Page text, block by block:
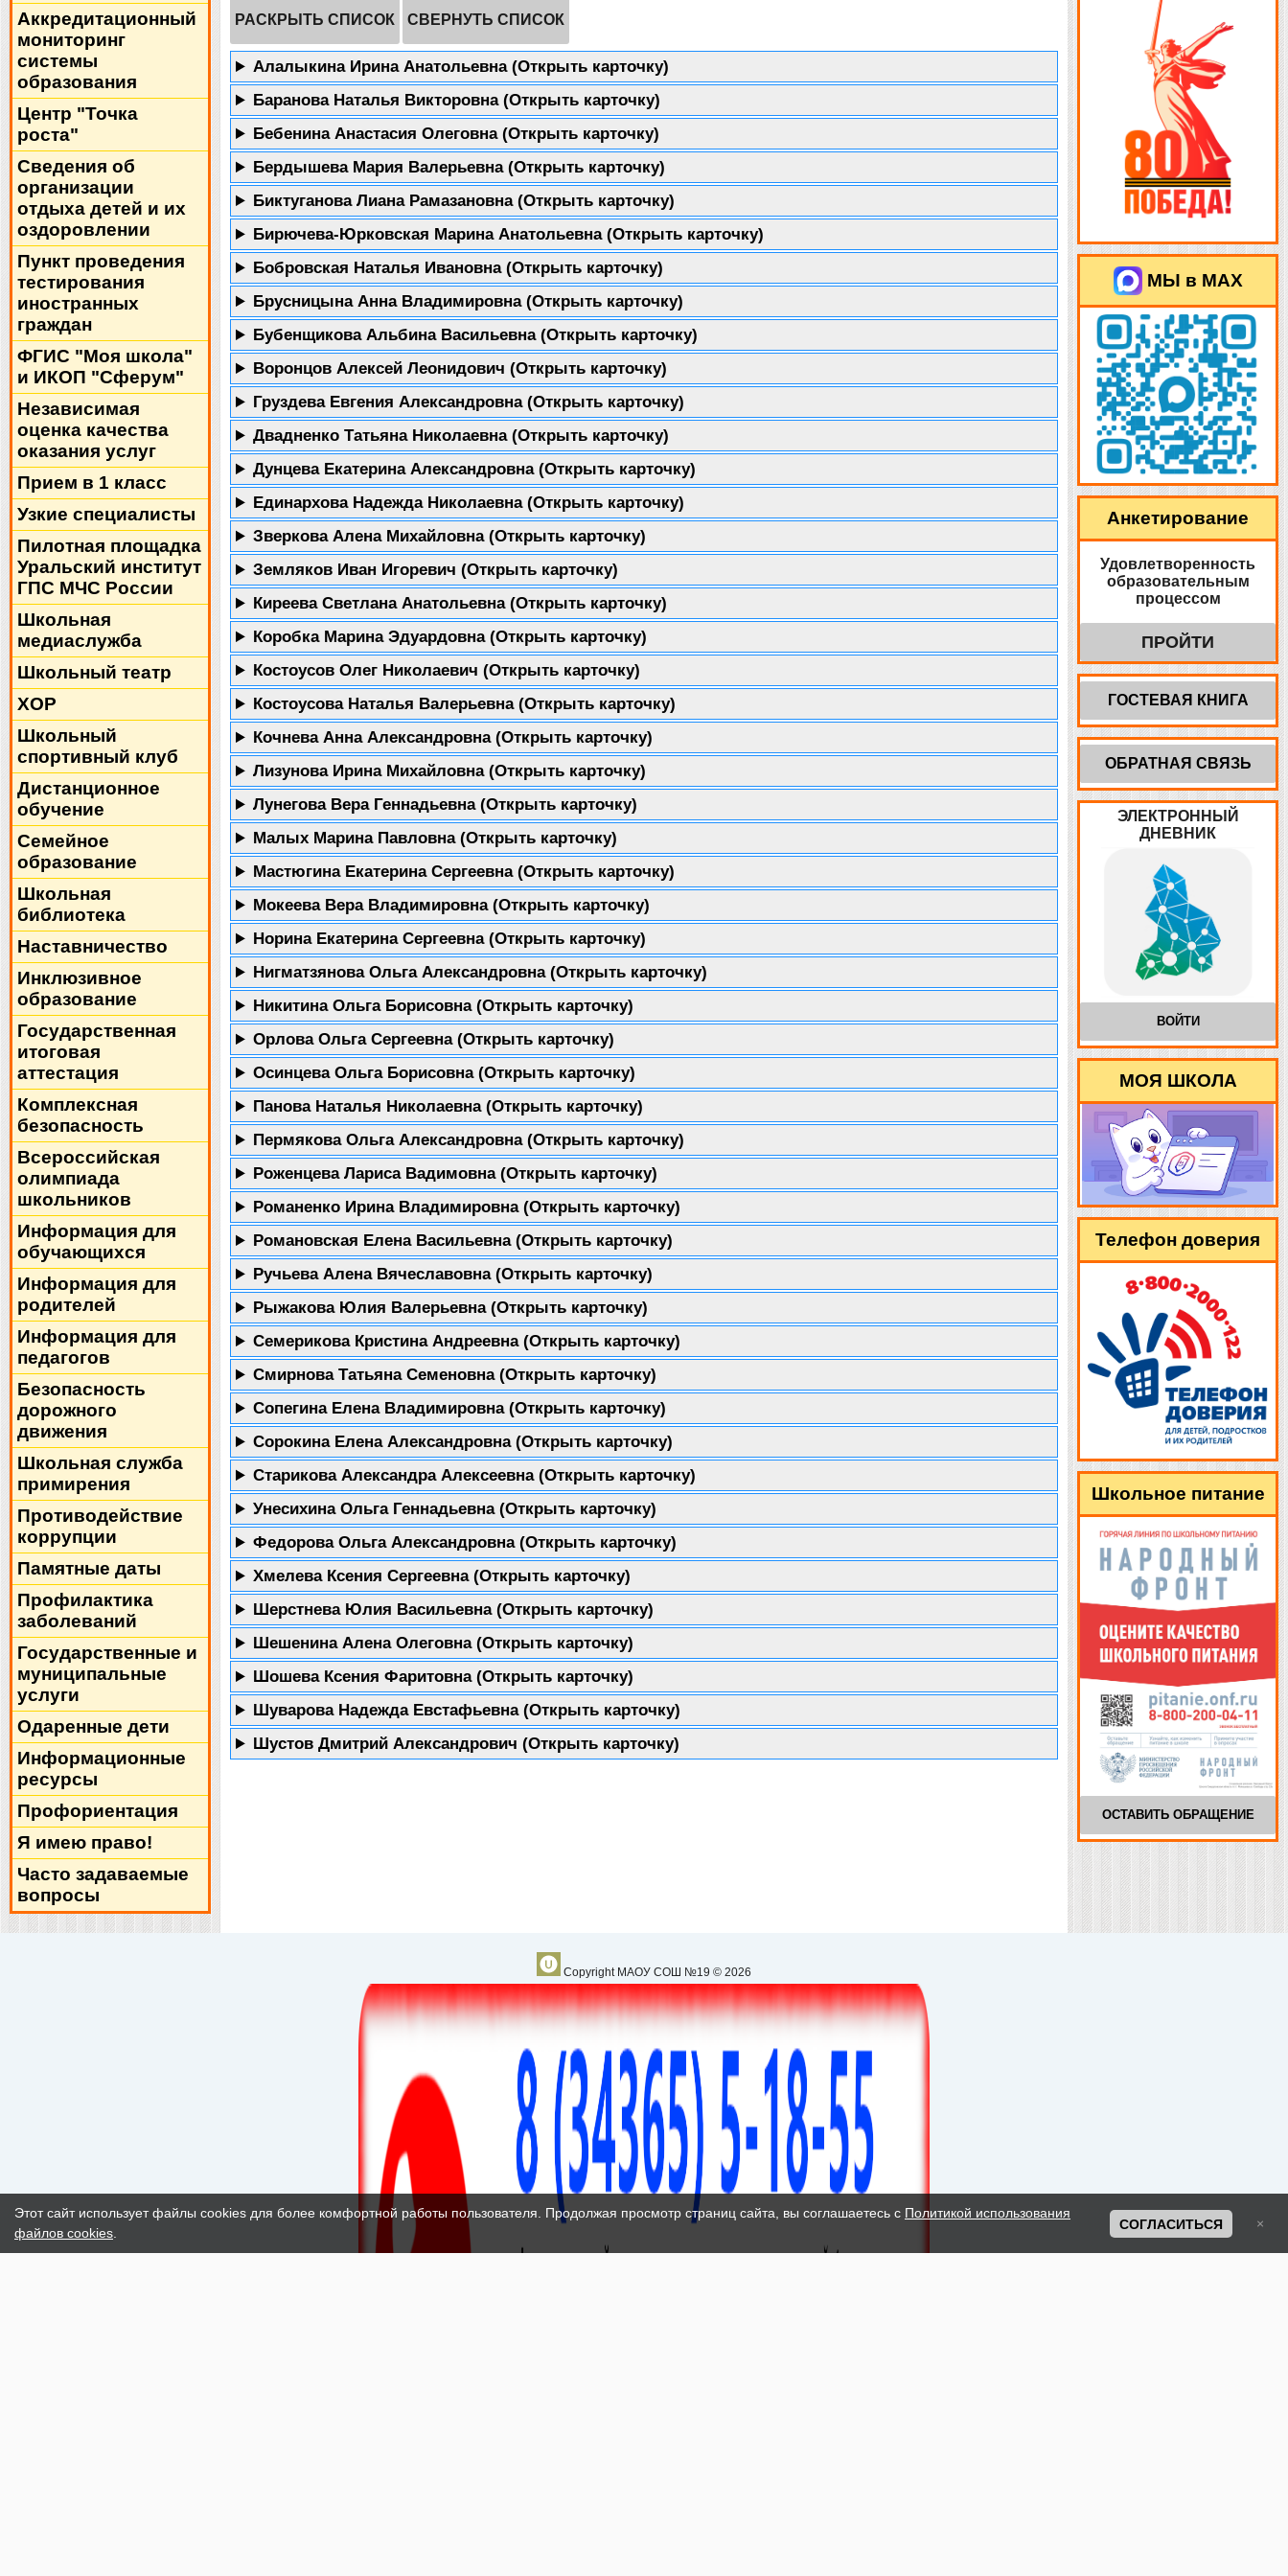
Аккредитационный
мониторинг
системы
образования
Центр "Точка
роста"
Сведения об
организации
отдыха детей и их
оздоровлении
Пункт проведения
тестирования
иностранных
граждан
ФГИС "Моя школа"
и ИКОП "Сферум"
Независимая
оценка качества
оказания услуг
Прием в 1 класс
Узкие специалисты
Пилотная площадка
Уральский институт
ГПС МЧС России
Школьная
медиаслужба
Школьный театр
ХОР
Школьный
спортивный клуб
Дистанционное
обучение
Семейное
образование
Школьная
библиотека
Наставничество
Инклюзивное
образование
Государственная
итоговая
аттестация
Комплексная
безопасность
Всероссийская
олимпиада
школьников
Информация для
обучающихся
Информация для
родителей
Информация для
педагогов
Безопасность
дорожного
движения
Школьная служба
примирения
Противодействие
коррупции
Памятные даты
Профилактика
заболеваний
Государственные и
муниципальные
услуги
Одаренные дети
Информационные
ресурсы
Профориентация
Я имею право!
Часто задаваемые
вопросы
РАСКРЫТЬ СПИСОК СВЕРНУТЬ СПИСОК
Алалыкина Ирина Анатольевна(Открыть карточку)
Баранова Наталья Викторовна(Открыть карточку)
Бебенина Анастасия Олеговна(Открыть карточку)
Бердышева Мария Валерьевна(Открыть карточку)
Биктуганова Лиана Рамазановна(Открыть карточку)
Бирючева-Юрковская Марина Анатольевна(Открыть карточку)
Бобровская Наталья Ивановна(Открыть карточку)
Брусницына Анна Владимировна(Открыть карточку)
Бубенщикова Альбина Васильевна(Открыть карточку)
Воронцов Алексей Леонидович(Открыть карточку)
Груздева Евгения Александровна(Открыть карточку)
Двадненко Татьяна Николаевна(Открыть карточку)
Дунцева Екатерина Александровна(Открыть карточку)
Единархова Надежда Николаевна(Открыть карточку)
Зверкова Алена Михайловна(Открыть карточку)
Земляков Иван Игоревич(Открыть карточку)
Киреева Светлана Анатольевна(Открыть карточку)
Коробка Марина Эдуардовна(Открыть карточку)
Костоусов Олег Николаевич(Открыть карточку)
Костоусова Наталья Валерьевна(Открыть карточку)
Кочнева Анна Александровна(Открыть карточку)
Лизунова Ирина Михайловна(Открыть карточку)
Лунегова Вера Геннадьевна(Открыть карточку)
Малых Марина Павловна(Открыть карточку)
Мастюгина Екатерина Сергеевна(Открыть карточку)
Мокеева Вера Владимировна(Открыть карточку)
Норина Екатерина Сергеевна(Открыть карточку)
Нигматзянова Ольга Александровна(Открыть карточку)
Никитина Ольга Борисовна(Открыть карточку)
Орлова Ольга Сергеевна(Открыть карточку)
Осинцева Ольга Борисовна(Открыть карточку)
Панова Наталья Николаевна(Открыть карточку)
Пермякова Ольга Александровна(Открыть карточку)
Роженцева Лариса Вадимовна(Открыть карточку)
Романенко Ирина Владимировна(Открыть карточку)
Романовская Елена Васильевна(Открыть карточку)
Ручьева Алена Вячеславовна(Открыть карточку)
Рыжакова Юлия Валерьевна(Открыть карточку)
Семерикова Кристина Андреевна(Открыть карточку)
Смирнова Татьяна Семеновна(Открыть карточку)
Сопегина Елена Владимировна(Открыть карточку)
Сорокина Елена Александровна(Открыть карточку)
Старикова Александра Алексеевна(Открыть карточку)
Унесихина Ольга Геннадьевна(Открыть карточку)
Федорова Ольга Александровна(Открыть карточку)
Хмелева Ксения Сергеевна(Открыть карточку)
Шерстнева Юлия Васильевна(Открыть карточку)
Шешенина Алена Олеговна(Открыть карточку)
Шошева Ксения Фаритовна(Открыть карточку)
Шуварова Надежда Евстафьевна(Открыть карточку)
Шустов Дмитрий Александрович(Открыть карточку)
МЫ в MAX
Анкетирование
Удовлетворенность
образовательным
процессом
ПРОЙТИ
ГОСТЕВАЯ КНИГА
ОБРАТНАЯ СВЯЗЬ
ЭЛЕКТРОННЫЙ
ДНЕВНИК
ВОЙТИ
МОЯ ШКОЛА
Телефон доверия
Школьное питание
ОСТАВИТЬ ОБРАЩЕНИЕ
Copyright МАОУ СОШ №19 © 2026
Этот сайт использует файлы cookies для более комфортной работы пользователя. Продолжая просмотр страниц сайта, вы соглашаетесь с Политикой использования
файлов cookies
СОГЛАСИТЬСЯ